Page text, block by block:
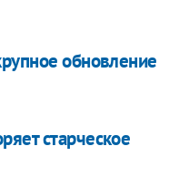
обновление
старческое